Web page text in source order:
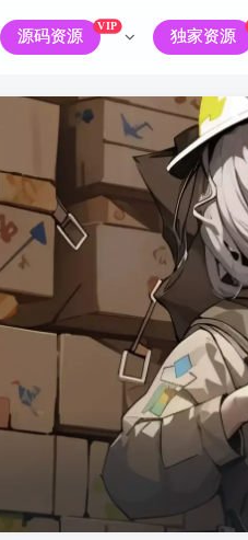
源码资源
VIP
独家资源